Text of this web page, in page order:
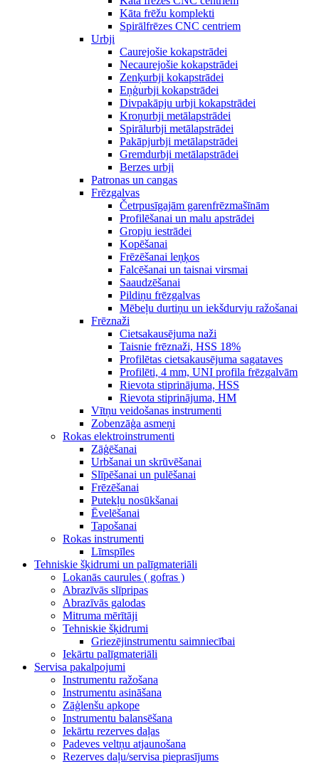
Kāta frēžu komplekti
Spirālfrēzes CNC centriem
Urbji
Caurejošie kokapstrādei
Necaurejošie kokapstrādei
Zenķurbji kokapstrādei
Eņģurbji kokapstrādei
Divpakāpju urbji kokapstrādei
Kroņurbji metālapstrādei
Spirālurbji metālapstrādei
Pakāpjurbji metālapstrādei
Gremdurbji metālapstrādei
Berzes urbji
Patronas un cangas
Frēzgalvas
Četrpusīgajām garenfrēzmašīnām
Profilēšanai un malu apstrādei
Gropju iestrādei
Kopēšanai
Frēzēšanai leņķos
Falcēšanai un taisnai virsmai
Saaudzēšanai
Pildiņu frēzgalvas
Mēbeļu durtiņu un iekšdurvju ražošanai
Frēznaži
Cietsakausējuma naži
Taisnie frēznaži, HSS 18%
Profilētas cietsakausējuma sagataves
Profilēti, 4 mm, UNI profila frēzgalvām
Rievota stiprinājuma, HSS
Rievota stiprinājuma, HM
Vītņu veidošanas instrumenti
Zobenzāģa asmeņi
Rokas elektroinstrumenti
Zāģēšanai
Urbšanai un skrūvēšanai
Slīpēšanai un pulēšanai
Frēzēšanai
Putekļu nosūkšanai
Ēvelēšanai
Tapošanai
Rokas instrumenti
Līmspīles
Tehniskie šķidrumi un palīgmateriāli
Lokanās caurules ( gofras )
Abrazīvās slīpripas
Abrazīvās galodas
Mitruma mērītāji
Tehniskie šķidrumi
Griezējinstrumentu saimniecībai
Iekārtu palīgmateriāli
Servisa pakalpojumi
Instrumentu ražošana
Instrumentu asināšana
Zāģlenšu apkope
Instrumentu balansēšana
Iekārtu rezerves daļas
Padeves veltņu atjaunošana
Rezerves daļu/servisa pieprasījums